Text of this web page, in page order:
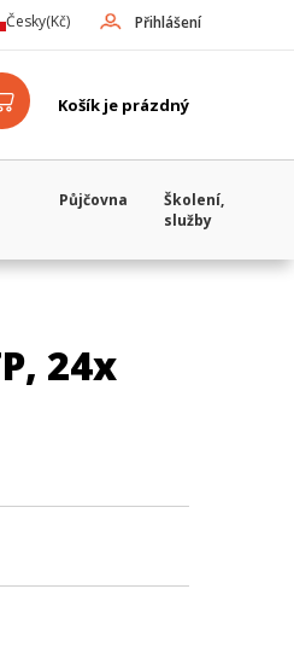
Přihlášení
Česky(Kč)
Košík je prázdný
Půjčovna
Školení,
služby
24x